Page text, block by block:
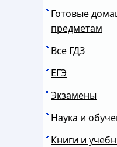
Готовые
предметам
Все ГДЗ
ЕГЭ
Экзамены
Наука и
Книги и